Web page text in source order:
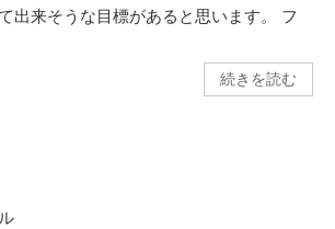
出来そうな目標があると思います。 フ
続きを読む